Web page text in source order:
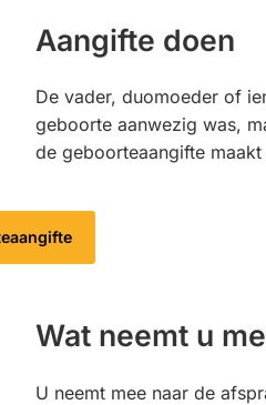
Aangifte doen
De vader, duomoeder of
geboorte aanwezig was,
de geboorteaangifte
Wat neemt u
U neemt mee naar de